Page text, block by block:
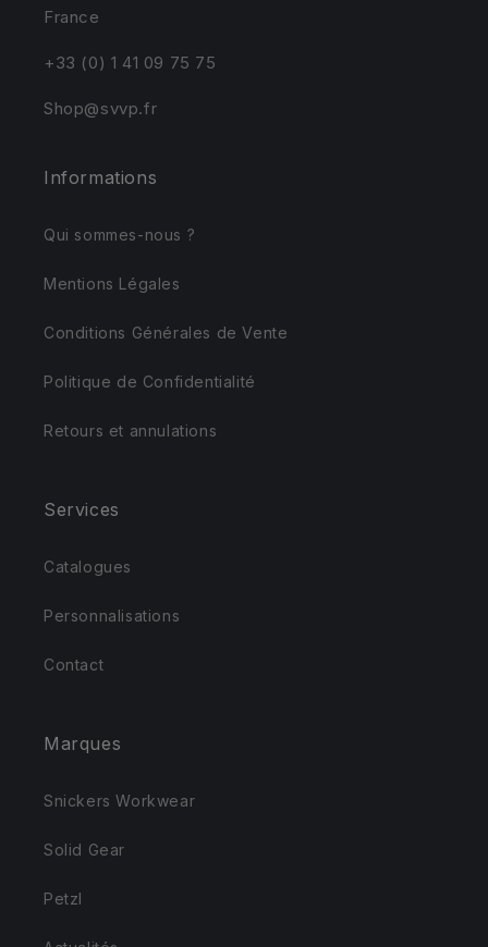
France
+33 (0) 1 41 09 75 75
Shop@svvp.fr
Informations
Qui sommes-nous ?
Mentions Légales
Conditions Générales de Vente
Politique de Confidentialité
Retours et annulations
Services
Catalogues
Personnalisations
Contact
Marques
Snickers Workwear
Solid Gear
Petzl